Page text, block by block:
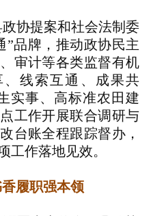
协提案和社会法制委
”品牌，推动政协民主
审计等各类监督有机
线索互通、成果共
实事、高标准农田建
工作开展联合调研与
台账全程跟踪督办，
工作落地见效。
履职强本领